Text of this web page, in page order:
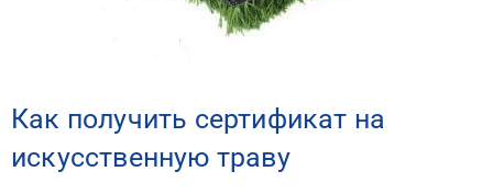
Как получить сертификат на
искусственную траву